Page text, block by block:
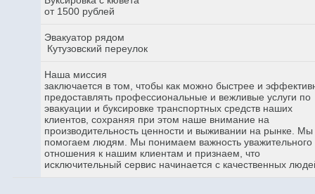
от 1500 рублей
Эвакуатор рядом
Кутузовский переулок
Наша миссия
заключается в том, чтобы как можно быстрее и
предоставлять профессиональные и вежливые услуги по
эвакуации и буксировке транспортных средств наших
клиентов, сохраняя при этом наше внимание на
производительность ценности и выживании на рынке. Мы
помогаем людям. Мы понимаем важность уважительного
отношения к нашим клиентам и признаем, что
исключительный сервис начинается с качественных